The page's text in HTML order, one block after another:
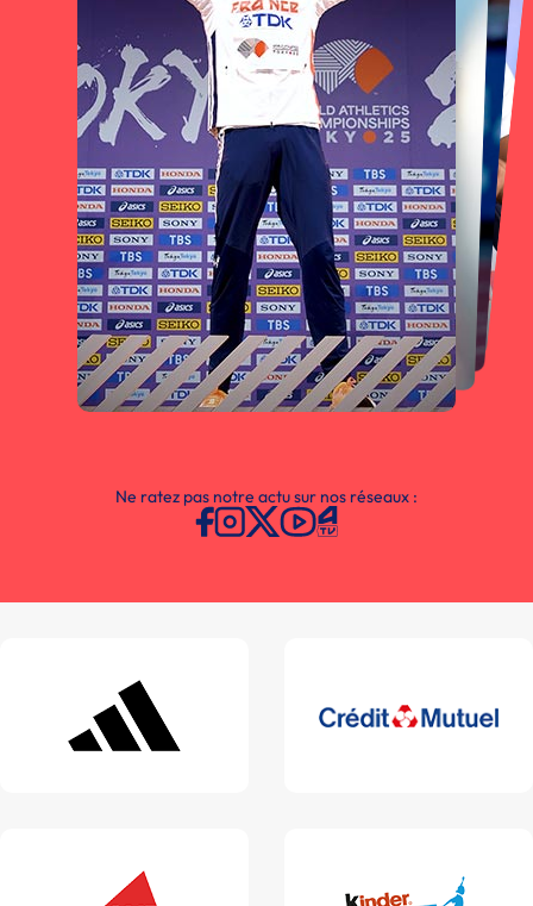
Ne ratez pas notre actu sur nos réseaux :